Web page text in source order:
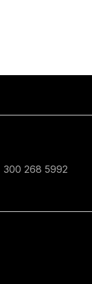
300 268 5992